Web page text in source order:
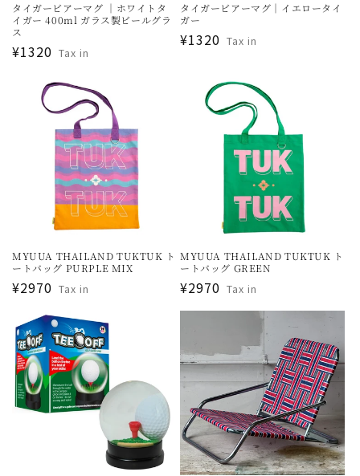
タイガービアーマグ ｜ホワイトタ
イガー 400ml ガラス製ビールグラ
ス
通
¥1320 Tax in
タイガービアーマグ｜イエロータイ
ガー
通
¥1320 Tax in
MYUUA THAILAND TUKTUK ト
ートバッグ PURPLE MIX
通
価
格
¥2970 Tax in
MYUUA THAILAND TUKTUK ト
ートバッグ GREEN
通
常
¥2970 Tax in